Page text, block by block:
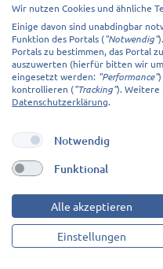
2 ab 62,00€ p.P.
3 ab 40,33€ p.P.
Wir nutzen Cookies und ähnliche
Einige davon sind unabdingbar
Funktion des Portals ("Notwendig"
Portals zu bestimmen, das Portal
auszuwerten (hierfür bitten wir
eingesetzt werden: "Performance"
kontrollieren ("Tracking"). Weitere
Datenschutzerklärung.
Notwendig
Funktional
Alle akzeptieren
Einstellungen